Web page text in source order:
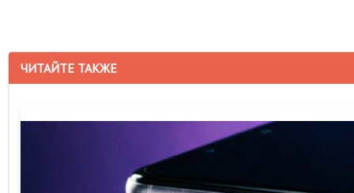
ЧИТАЙТЕ ТАКЖЕ